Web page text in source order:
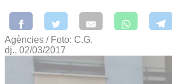
Agències / Foto: C.G.
dj., 02/03/2017